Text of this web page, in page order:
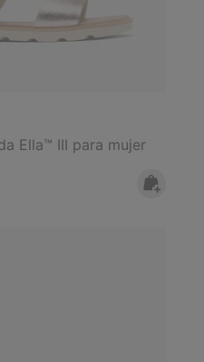
Ella™ III para mujer